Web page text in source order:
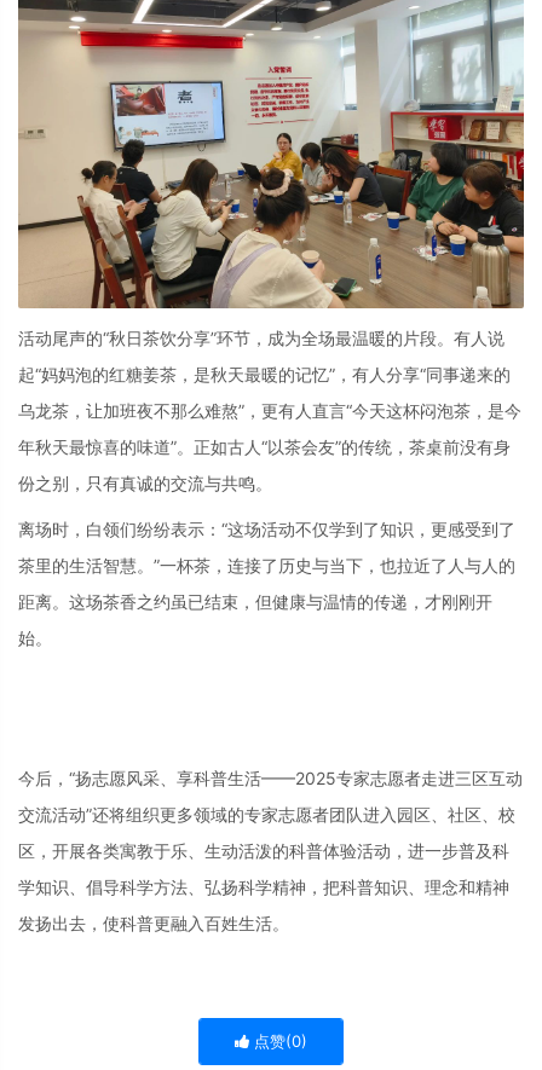
活动尾声的“秋日茶饮分享”环节，成为全场最温暖的片段。有人说
起“妈妈泡的红糖姜茶，是秋天最暖的记忆”，有人分享“同事递来的
乌龙茶，让加班夜不那么难熬”，更有人直言“今天这杯闷泡茶，是今
年秋天最惊喜的味道”。正如古人“以茶会友”的传统，茶桌前没有身
份之别，只有真诚的交流与共鸣。
离场时，白领们纷纷表示：“这场活动不仅学到了知识，更感受到了
茶里的生活智慧。”一杯茶，连接了历史与当下，也拉近了人与人的
距离。这场茶香之约虽已结束，但健康与温情的传递，才刚刚开
始。
今后，“扬志愿风采、享科普生活——2025专家志愿者走进三区互动
交流活动”还将组织更多领域的专家志愿者团队进入园区、社区、校
区，开展各类寓教于乐、生动活泼的科普体验活动，进一步普及科
学知识、倡导科学方法、弘扬科学精神，把科普知识、理念和精神
发扬出去，使科普更融入百姓生活。
点赞(0)